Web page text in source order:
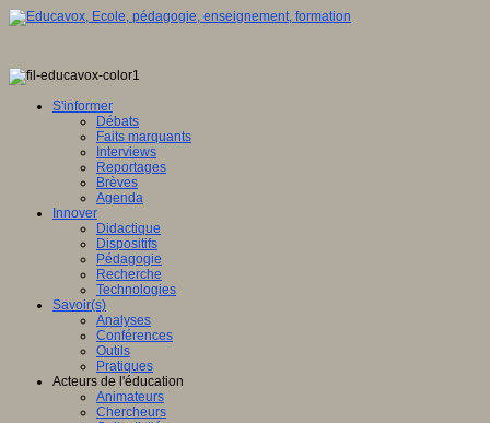
S'informer
Débats
Faits marquants
Interviews
Reportages
Brèves
Agenda
Innover
Didactique
Dispositifs
Pédagogie
Recherche
Technologies
Savoir(s)
Analyses
Conférences
Outils
Pratiques
Acteurs de l'éducation
Animateurs
Chercheurs